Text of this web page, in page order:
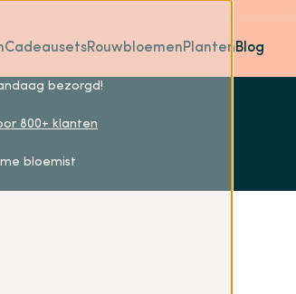
CadeausetsRouwbloemenPlantenBlog
bezorgd!
800+ klanten
bloemist